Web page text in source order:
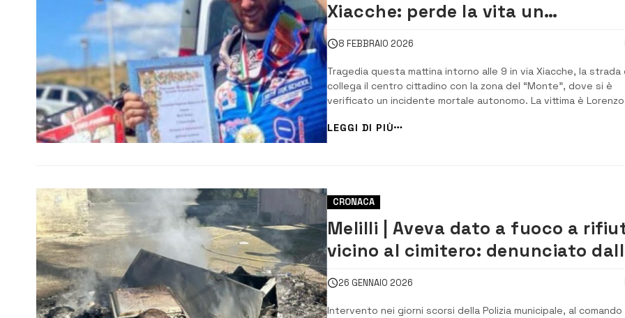
Xiacche: perde la vita un
motociclista di 43 anni
8 FEBBRAIO 2026
Tragedia questa mattina intorno alle 9 in via Xiacche, la strada
collega il centro cittadino con la zona del “Monte”, dove si è
verificato un incidente mortale autonomo. La vittima è Lorenzo
Belfiore di 43 anni, augustano che viaggiava a bordo della sua
moto Honda.Per cause ancora in corso di accertamento, il
motociclista avrebbe […...
LEGGI DI PIÙ
CRONACA
Melilli | Aveva dato a fuoco a
vicino al cimitero: denunciato
Municipale
26 GENNAIO 2026
Intervento nei giorni scorsi della Polizia municipale, al comando